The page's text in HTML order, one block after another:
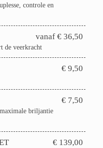
controle en
vanaf € 36,50
de veerkracht
€ 9,50
€ 7,50
briljantie
€ 139,00